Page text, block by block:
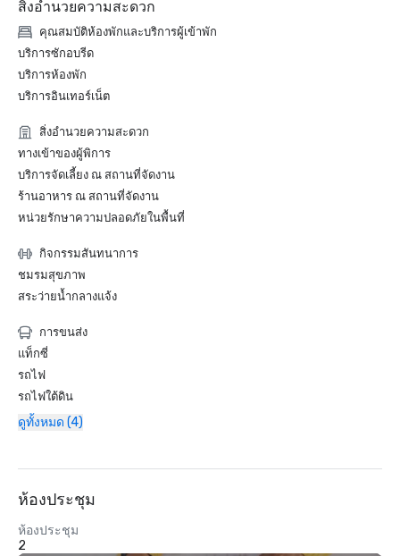
สิ่งอำนวยความสะดวก
คุณสมบัติห้องพักและบริการผู้เข้าพัก
บริการซักอบรีด
บริการห้องพัก
บริการอินเทอร์เน็ต
สิ่งอำนวยความสะดวก
ทางเข้าของผู้พิการ
บริการจัดเลี้ยง ณ สถานที่จัดงาน
ร้านอาหาร ณ สถานที่จัดงาน
หน่วยรักษาความปลอดภัยในพื้นที่
กิจกรรมสันทนาการ
ชมรมสุขภาพ
สระว่ายน้ำกลางแจ้ง
การขนส่ง
แท็กซี่
รถไฟ
รถไฟใต้ดิน
ดูทั้งหมด (4)
ห้องประชุม
ห้องประชุม
2